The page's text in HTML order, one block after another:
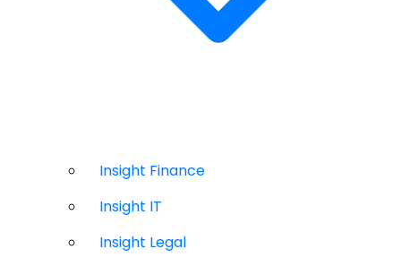
Insight Finance
Insight IT
Insight Legal